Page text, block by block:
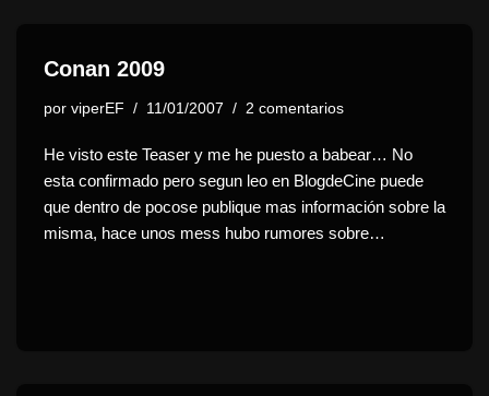
Conan 2009
por viperEF 11/01/2007 2 comentarios
He visto este Teaser y me he puesto a babear… No
esta confirmado pero segun leo en BlogdeCine puede
que dentro de pocose publique mas información sobre la
misma, hace unos mess hubo rumores sobre…